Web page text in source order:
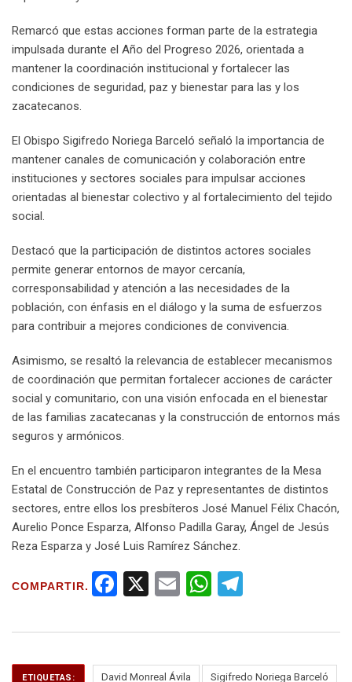
Remarcó que estas acciones forman parte de la estrategia
impulsada durante el Año del Progreso 2026, orientada a
mantener la coordinación institucional y fortalecer las
condiciones de seguridad, paz y bienestar para las y los
zacatecanos.
El Obispo Sigifredo Noriega Barceló señaló la importancia de
mantener canales de comunicación y colaboración entre
instituciones y sectores sociales para impulsar acciones
orientadas al bienestar colectivo y al fortalecimiento del tejido
social.
Destacó que la participación de distintos actores sociales
permite generar entornos de mayor cercanía,
corresponsabilidad y atención a las necesidades de la
población, con énfasis en el diálogo y la suma de esfuerzos
para contribuir a mejores condiciones de convivencia.
Asimismo, se resaltó la relevancia de establecer mecanismos
de coordinación que permitan fortalecer acciones de carácter
social y comunitario, con una visión enfocada en el bienestar
de las familias zacatecanas y la construcción de entornos más
seguros y armónicos.
En el encuentro también participaron integrantes de la Mesa
Estatal de Construcción de Paz y representantes de distintos
sectores, entre ellos los presbíteros José Manuel Félix Chacón,
Aurelio Ponce Esparza, Alfonso Padilla Garay, Ángel de Jesús
Reza Esparza y José Luis Ramírez Sánchez.
COMPARTIR.
F
ce
b
X
E
ail
W
at
s
e
gr
ETIQUETAS: David Monreal Ávila Sigifredo Noriega Barceló